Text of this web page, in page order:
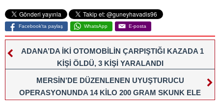
Facebook'ta paylaş WhatsApp E-posta
ADANA’DA İKİ OTOMOBİLİN ÇARPIŞTIĞI KAZADA 1
KİŞİ ÖLDÜ, 3 KİŞİ YARALANDI
MERSİN’DE DÜZENLENEN UYUŞTURUCU
OPERASYONUNDA 14 KİLO 200 GRAM SKUNK ELE